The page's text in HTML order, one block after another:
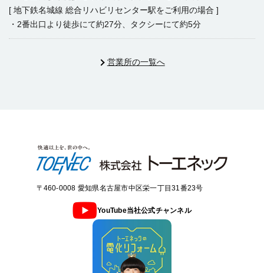
[ 地下鉄名城線 総合リハビリセンター駅をご利用の場合 ]
・2番出口より徒歩にて約27分、タクシーにて約5分
営業所の一覧へ
〒460-0008 愛知県名古屋市中区栄一丁目31番23号
YouTube当社公式チャンネル